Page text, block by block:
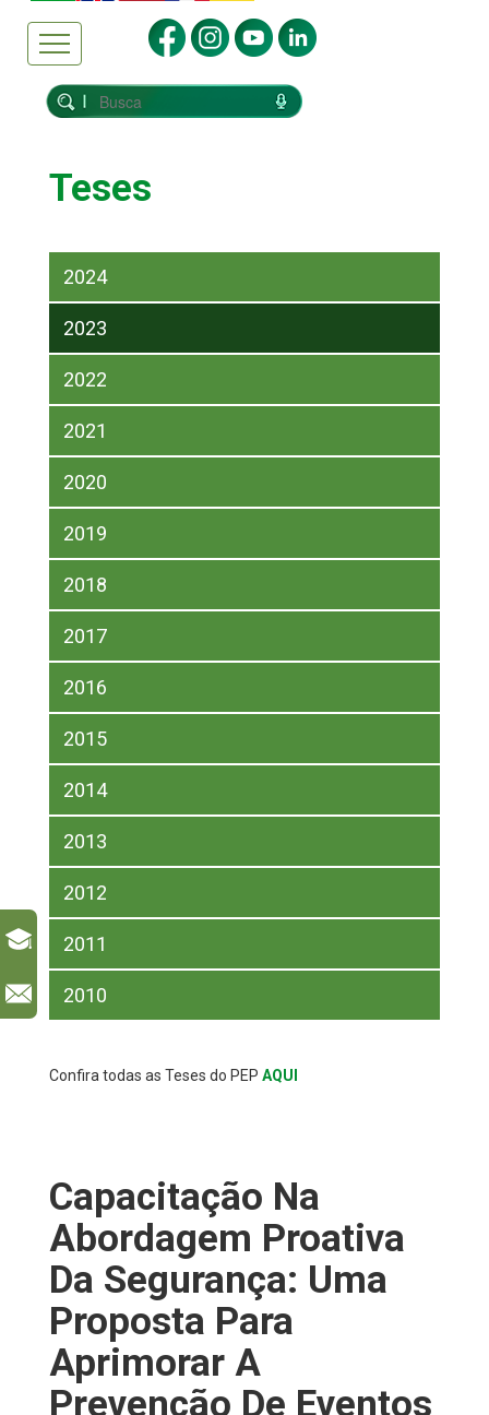
Teses
2024
2023
2022
2021
2020
2019
2018
2017
2016
2015
2014
2013
2012
2011
2010
Confira todas as Teses do PEP AQUI
Capacitação Na
Abordagem Proativa
Da Segurança: Uma
Proposta Para
Aprimorar A
Prevenção De Eventos